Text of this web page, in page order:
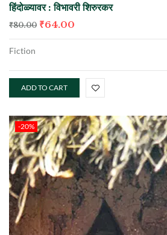
हिंदोळ्यावर : विभावरी शिरुरकर
₹80.00 ₹64.00
Fiction
ADD TO CART
-20%